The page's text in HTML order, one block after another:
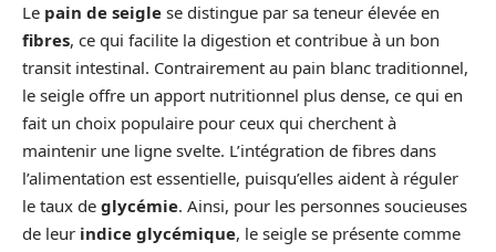
Le pain de seigle se distingue par sa teneur élevée en
fibres, ce qui facilite la digestion et contribue à un bon
transit intestinal. Contrairement au pain blanc traditionnel,
le seigle offre un apport nutritionnel plus dense, ce qui en
fait un choix populaire pour ceux qui cherchent à
maintenir une ligne svelte. L’intégration de fibres dans
l’alimentation est essentielle, puisqu’elles aident à réguler
le taux de glycémie. Ainsi, pour les personnes soucieuses
de leur indice glycémique, le seigle se présente comme